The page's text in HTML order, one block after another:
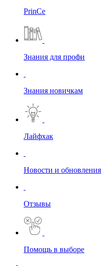
PrinCe
Знания для профи
Знания новичкам
Лайфхак
Новости и обновления
Отзывы
Помощь в выборе